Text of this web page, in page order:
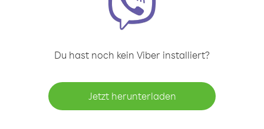
Du hast noch kein Viber installiert?
Jetzt herunterladen